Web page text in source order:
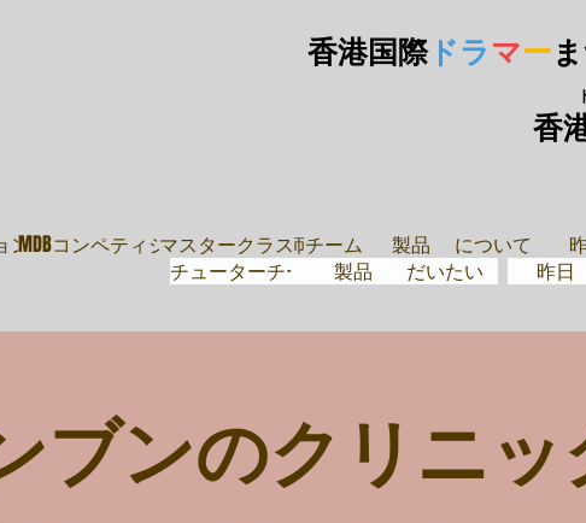
香港国際ドラ マー
香
ン
チューターチーム
製品 だいたい 昨日
教師 導師團隊 鼓手裝備 閉ざさ
講師チーム 製品 について
MDBコンペティションマスタークラス
ブンのクリニッ